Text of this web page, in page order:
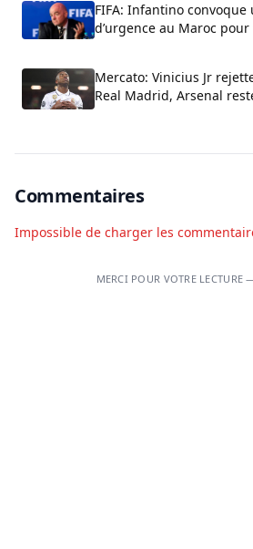
FIFA: Infantino
d’urgence au Maroc
Mercato: Vinicius Jr
Real Madrid, Arsenal
Commentaires
Impossible de charger les
MERCI POUR VOTRE LECTURE